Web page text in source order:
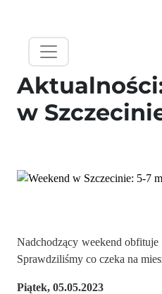
w
Nadchodzący weekend
Sprawdziliśmy co czeka na
Piątek, 05.05.2023